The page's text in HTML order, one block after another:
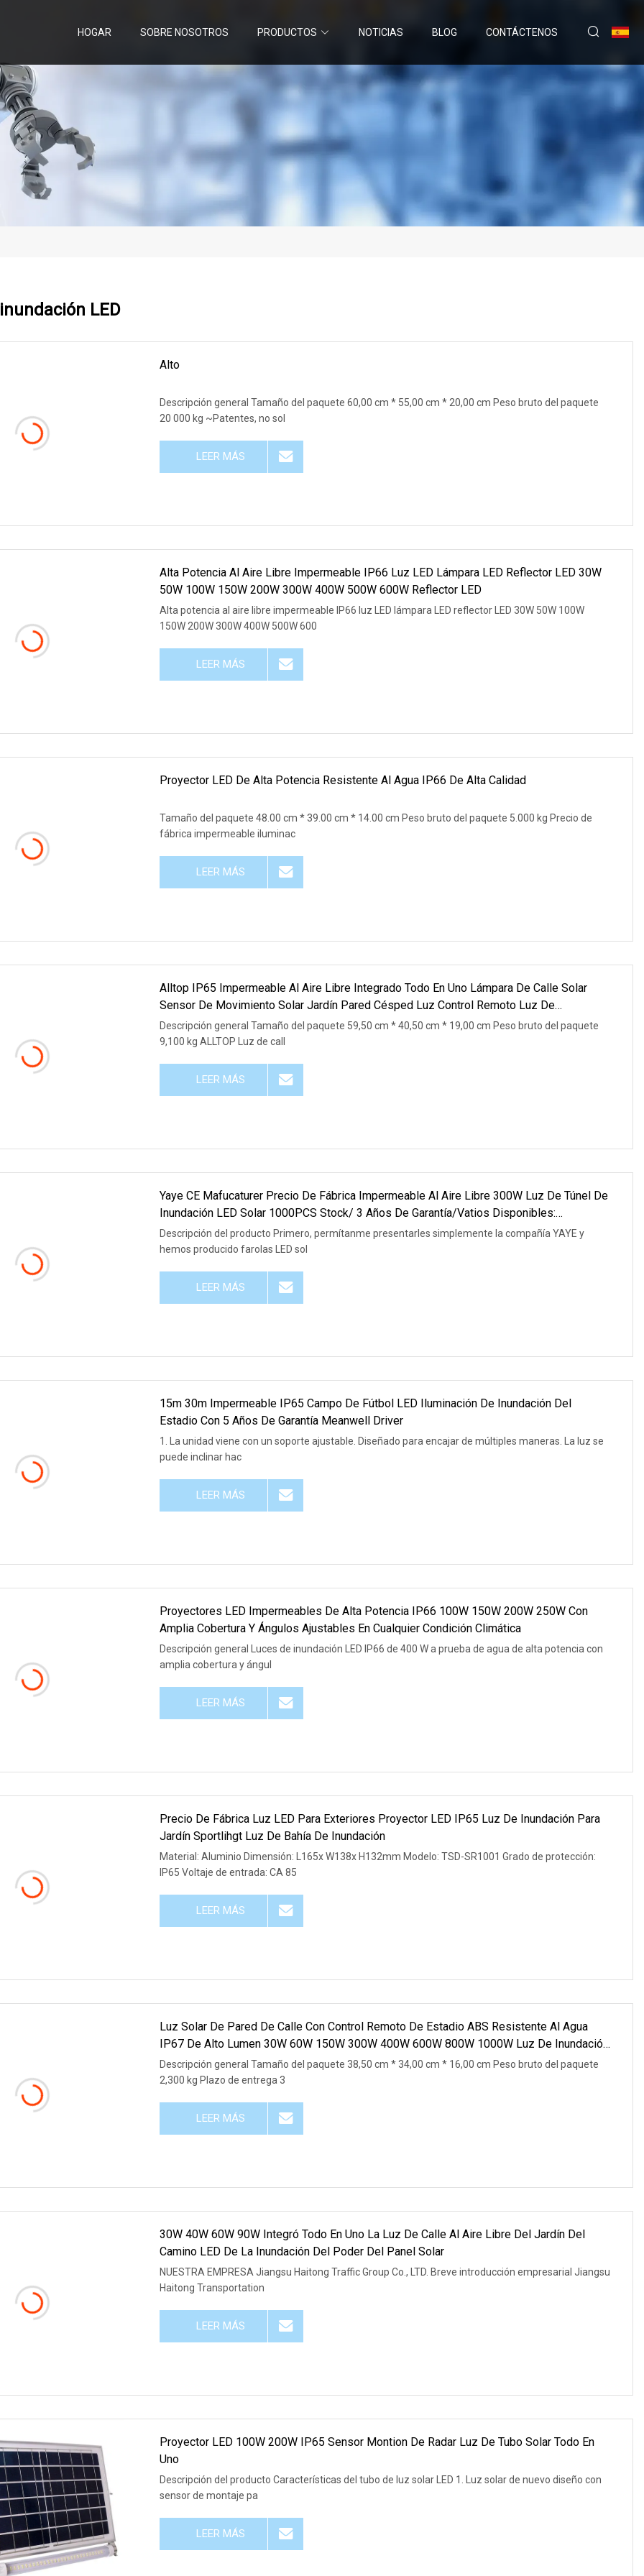
HOGAR SOBRE NOSOTROS PRODUCTOS NOTICIAS BLOG CONTÁCTENOS
LED
Alto
Descripción general Tamaño del paquete 60,00 cm * 55,00 cm * 20,00 cm Peso bruto del paquete
20 000 kg ~Patentes, no sol
LEER MÁS
Alta Potencia Al Aire Libre Impermeable IP66 Luz LED Lámpara LED Reflector LED 30W
50W 100W 150W 200W 300W 400W 500W 600W Reflector LED
Alta potencia al aire libre impermeable IP66 luz LED lámpara LED reflector LED 30W 50W 100W
150W 200W 300W 400W 500W 600
LEER MÁS
Proyector LED De Alta Potencia Resistente Al Agua IP66 De Alta Calidad
Tamaño del paquete 48.00 cm * 39.00 cm * 14.00 cm Peso bruto del paquete 5.000 kg Precio de
fábrica impermeable iluminac
LEER MÁS
Alltop IP65 Impermeable Al Aire Libre Integrado Todo En Uno Lámpara De Calle Solar
Sensor De Movimiento Solar Jardín Pared Césped Luz Control Remoto Luz De
Inundación Conjunto De Luz LED
Descripción general Tamaño del paquete 59,50 cm * 40,50 cm * 19,00 cm Peso bruto del paquete
9,100 kg ALLTOP Luz de call
LEER MÁS
Yaye CE Mafucaturer Precio De Fábrica Impermeable Al Aire Libre 300W Luz De Túnel De
Inundación LED Solar 1000PCS Stock/ 3 Años De Garantía/Vatios Disponibles:
60W/100W/200W/300W/800W
Descripción del producto Primero, permítanme presentarles simplemente la compañía YAYE y
hemos producido farolas LED sol
LEER MÁS
15m 30m Impermeable IP65 Campo De Fútbol LED Iluminación De Inundación Del
Estadio Con 5 Años De Garantía Meanwell Driver
1. La unidad viene con un soporte ajustable. Diseñado para encajar de múltiples maneras. La luz se
puede inclinar hac
LEER MÁS
Proyectores LED Impermeables De Alta Potencia IP66 100W 150W 200W 250W Con
Amplia Cobertura Y Ángulos Ajustables En Cualquier Condición Climática
Descripción general Luces de inundación LED IP66 de 400 W a prueba de agua de alta potencia con
amplia cobertura y ángul
LEER MÁS
Precio De Fábrica Luz LED Para Exteriores Proyector LED IP65 Luz De Inundación Para
Jardín Sportlihgt Luz De Bahía De Inundación
Material: Aluminio Dimensión: L165x W138x H132mm Modelo: TSD-SR1001 Grado de protección:
IP65 Voltaje de entrada: CA 85
LEER MÁS
Luz Solar De Pared De Calle Con Control Remoto De Estadio ABS Resistente Al Agua
IP67 De Alto Lumen 30W 60W 150W 300W 400W 600W 800W 1000W Luz De Inundación
Solar LED Para Exteriores
Descripción general Tamaño del paquete 38,50 cm * 34,00 cm * 16,00 cm Peso bruto del paquete
2,300 kg Plazo de entrega 3
LEER MÁS
30W 40W 60W 90W Integró Todo En Uno La Luz De Calle Al Aire Libre Del Jardín Del
Camino LED De La Inundación Del Poder Del Panel Solar
NUESTRA EMPRESA Jiangsu Haitong Traffic Group Co., LTD. Breve introducción empresarial Jiangsu
Haitong Transportation
LEER MÁS
Proyector LED 100W 200W IP65 Sensor Montion De Radar Luz De Tubo Solar Todo En
Uno
Descripción del producto Características del tubo de luz solar LED 1. Luz solar de nuevo diseño con
sensor de montaje pa
LEER MÁS